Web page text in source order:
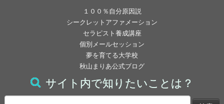
なぜかそこだけ他と比べて空きが多く、
すんなりは入れてしまいました！！
すごくすごくラッキーです！！
他にもタイミングの良いこと続きで自分でも驚いてい
ます。
夫の田舎に戻る話も当分はなくなりました。
そして、人数は減りましたが、職場に数人はイヤな人
私の場合、偉そうな人、
上からものを言ってくるので、
話しているとイライラする人が、
必ずどこの職場に行ってもいるので、
これをしないと、気持ちよく寝られないくらい!!!
なった自分にだけ思考を集中させて、
ダークな思考があっても批判せず、
知ってるのに、やってるのに思うように変わらないと
心の底から理解して納得することが
どれだけ大切なのかテキストを読んでいて感じまし
マスターコースを始める前は
「自分はこの世で一番不幸だ」と思っていたはずなの
に、今は全く思いません。
「自分の好きなところをあげてください」で、
わたしもトラブルだらけの人生だったので、わたしの
人生どうなってるんだ？！という感じでCPMを始め
最初は過去のことに向き合って、あれも、これも自分
が、勉強するうちに、あぁそういえばあの時ああいう
ことを考えていたから今の現実はこうなのだな。。。
今までは、嫌なことが起きると、
それをずーっと引きずって、人を責めたり人を恨んだ
そうすることで余計に自分が苦しくなり、
結果、嫌な出来事にさらに力を与えてしまい、
また同じことを繰り返すというようなことをずっとし
１００％自分原因説
シークレットアファメーション
セラピスト養成講座
個別メールセッション
夢を育てる大学校
秋山まりあ公式ブログ
サイト内で知りたいことは？